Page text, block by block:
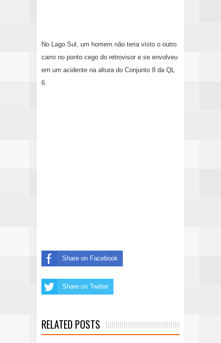
No Lago Sul, um homem não teria visto o outro
carro no ponto cego do retrovisor e se envolveu
em um acidente na altura do Conjunto 8 da QL
6.
Share on Facebook
Share on Twitter
RELATED POSTS